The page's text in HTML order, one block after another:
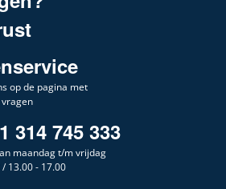
op de pagina met
314 745 333
maandag t/m vrijdag
13.00 - 17.00